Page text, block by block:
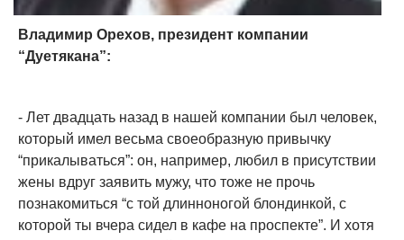
Владимир Орехов, президент компании
“Дуетякана”:
- Лет двадцать назад в нашей компании был человек,
который имел весьма своеобразную привычку
“прикалываться”: он, например, любил в присутствии
жены вдруг заявить мужу, что тоже не прочь
познакомиться “с той длинноногой блондинкой, с
которой ты вчера сидел в кафе на проспекте”. И хотя